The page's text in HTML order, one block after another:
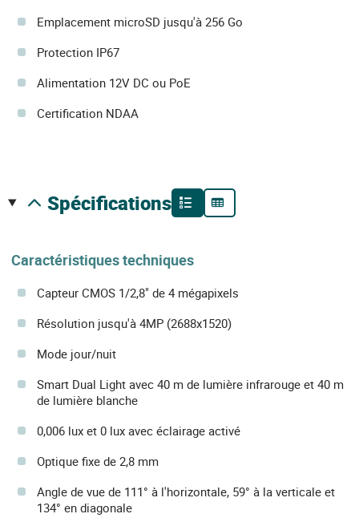
Emplacement microSD jusqu'à 256 Go
Protection IP67
Alimentation 12V DC ou PoE
Certification NDAA
spécifications
Caractéristiques techniques
Capteur CMOS 1/2,8" de 4 mégapixels
Résolution jusqu'à 4MP (2688x1520)
Mode jour/nuit
Smart Dual Light avec 40 m de lumière infrarouge et 40 m
de lumière blanche
0,006 lux et 0 lux avec éclairage activé
Optique fixe de 2,8 mm
Angle de vue de 111° à l'horizontale, 59° à la verticale et
134° en diagonale